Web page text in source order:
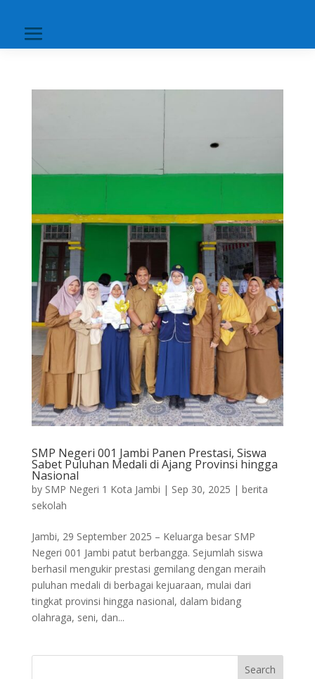
SMP Negeri 001 Jambi Panen Prestasi, Siswa
Sabet Puluhan Medali di Ajang Provinsi hingga
Nasional
by SMP Negeri 1 Kota Jambi | Sep 30, 2025 | berita
sekolah
Jambi, 29 September 2025 – Keluarga besar SMP
Negeri 001 Jambi patut berbangga. Sejumlah siswa
berhasil mengukir prestasi gemilang dengan meraih
puluhan medali di berbagai kejuaraan, mulai dari
tingkat provinsi hingga nasional, dalam bidang
olahraga, seni, dan...
Search